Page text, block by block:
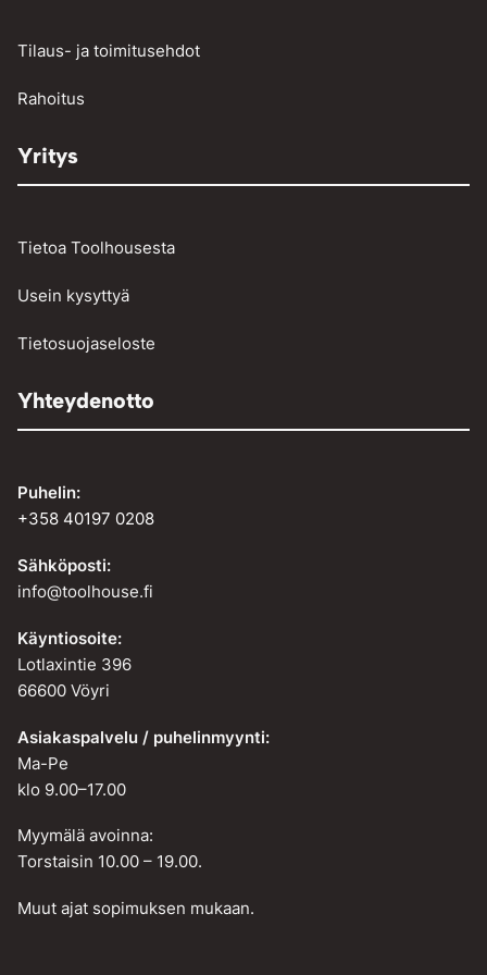
Vinssit ja taljat
Tilaus- ja toimitusehdot
Rahoitus
Yritys
Tietoa Toolhousesta
Usein kysyttyä
Tietosuojaseloste
Yhteydenotto
Puhelin:
+358 40197 0208
Sähköposti:
info@toolhouse.fi
Käyntiosoite:
Lotlaxintie 396
66600 Vöyri
Asiakaspalvelu / puhelinmyynti:
Ma-Pe
klo 9.00–17.00
Myymälä avoinna:
Torstaisin 10.00 – 19.00.
Muut ajat sopimuksen mukaan.